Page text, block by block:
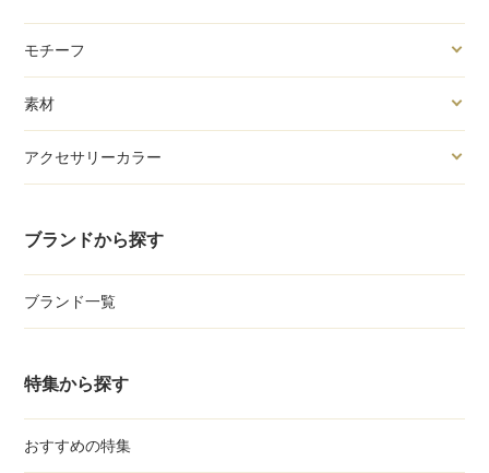
モチーフ
素材
アクセサリーカラー
ブランドから探す
ブランド一覧
特集から探す
おすすめの特集